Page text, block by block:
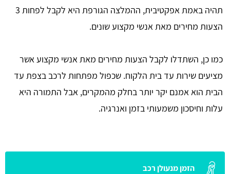
תהיה באמת אפקטיבית, ההמלצה הגורפת היא לקבל לפחות 3
הצעות מחירים מאת אנשי מקצוע שונים.
כמו כן, השתדלו לקבל הצעות מחירים מאת אנשי מקצוע אשר
מציעים שירות עד בית הלקוח. שכפול מפתחות לרכב בצפת עד
הבית הוא אמנם יקר יותר בחלק מהמקרים, אבל התמורה היא
עלות וחיסכון משמעותי בזמן ואנרגיה.
הזמן מנעולן רכב